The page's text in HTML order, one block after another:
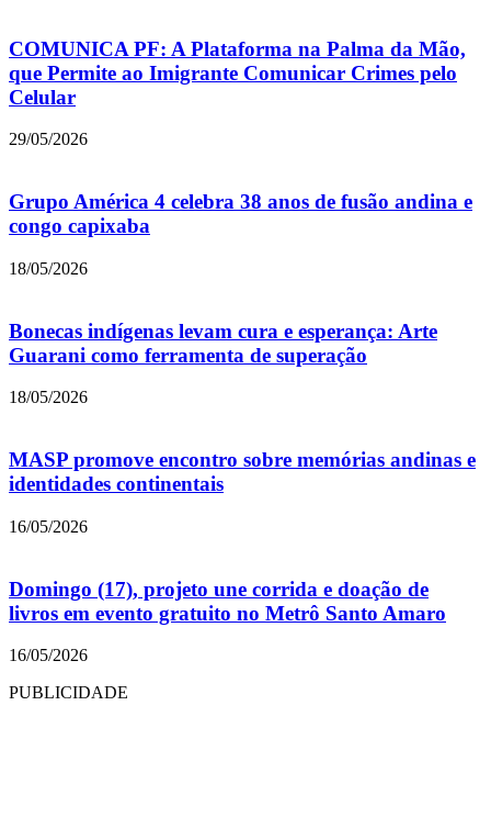
COMUNICA PF: A Plataforma na Palma da Mão,
que Permite ao Imigrante Comunicar Crimes pelo
Celular
29/05/2026
Grupo América 4 celebra 38 anos de fusão andina e
congo capixaba
18/05/2026
Bonecas indígenas levam cura e esperança: Arte
Guarani como ferramenta de superação
18/05/2026
MASP promove encontro sobre memórias andinas e
identidades continentais
16/05/2026
Domingo (17), projeto une corrida e doação de
livros em evento gratuito no Metrô Santo Amaro
16/05/2026
PUBLICIDADE